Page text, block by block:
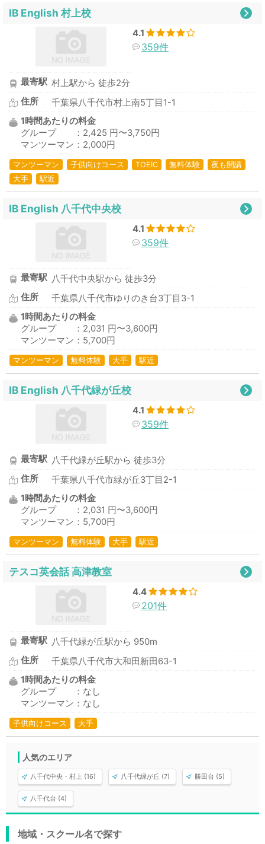
IB English 村上校
4.1
359件
最寄駅 村上駅から 徒歩2分
住所
千葉県八千代市村上南5丁目1-1
1時間あたりの料金
グループ ：2,425 円〜3,750円
マンツーマン：2,000円
マンツーマン 子供向けコース TOEIC 無料体験
夜も開講
大手
駅近
IB English 八千代中央校
4.1
359件
最寄駅 八千代中央駅から 徒歩3分
住所
千葉県八千代市ゆりのき台3丁目3-1
1時間あたりの料金
グループ ：2,031 円〜3,600円
マンツーマン：5,700円
マンツーマン 無料体験 大手 駅近
IB English 八千代緑が丘校
4.1
359件
最寄駅 八千代緑が丘駅から 徒歩3分
住所
千葉県八千代市緑が丘3丁目2-1
1時間あたりの料金
グループ ：2,031 円〜3,600円
マンツーマン：5,700円
マンツーマン 無料体験 大手 駅近
テスコ英会話 高津教室
4.4
201件
最寄駅 八千代緑が丘駅から 950m
住所
千葉県八千代市大和田新田63-1
1時間あたりの料金
グループ ：なし
マンツーマン：なし
子供向けコース 大手
人気のエリア
八千代中央・村上 (16) 八千代緑が丘 (7) 勝田台 (5)
八千代台 (4)
地域・スクール名で探す